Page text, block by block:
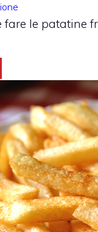
fare le patatine